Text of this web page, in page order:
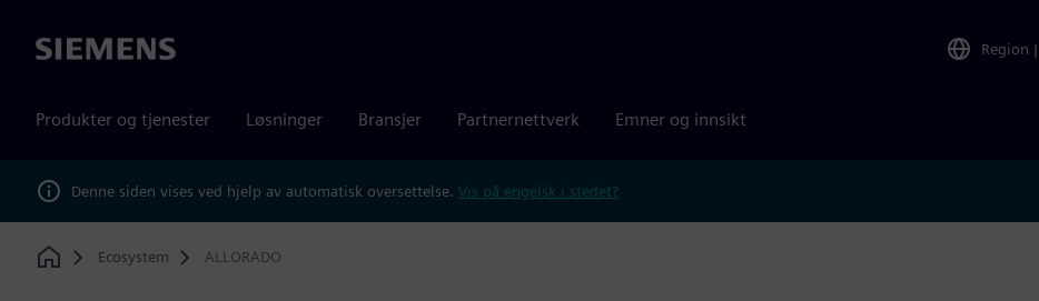
Siemens Region |
Produkter og tjenester Løsninger Bransjer Partnernettverk Emner og innsikt
Denne siden vises ved hjelp av automatisk oversettelse. Vis på engelsk i stedet?
Home
Ecosystem ALLORADO